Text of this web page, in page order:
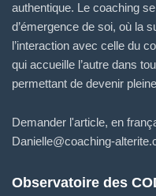
authentique. Le coaching
d’émergence de soi, où la
l’interaction avec celle du
qui accueille l’autre dans
permettant de devenir
Demander l'article, en
Danielle@coaching-
Observatoire des